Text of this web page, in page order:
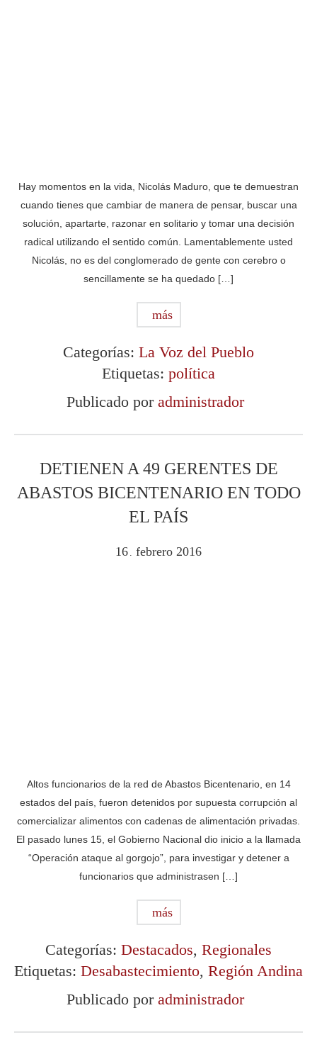
Hay momentos en la vida, Nicolás Maduro, que te demuestran
cuando tienes que cambiar de manera de pensar, buscar una
solución, apartarte, razonar en solitario y tomar una decisión
radical utilizando el sentido común. Lamentablemente usted
Nicolás, no es del conglomerado de gente con cerebro o
sencillamente se ha quedado […]
más
Categorías: La Voz del Pueblo
Etiquetas: política
Publicado por administrador
DETIENEN A 49 GERENTES DE
ABASTOS BICENTENARIO EN TODO
EL PAÍS
16 . febrero 2016
Altos funcionarios de la red de Abastos Bicentenario, en 14
estados del país, fueron detenidos por supuesta corrupción al
comercializar alimentos con cadenas de alimentación privadas.
El pasado lunes 15, el Gobierno Nacional dio inicio a la llamada
“Operación ataque al gorgojo”, para investigar y detener a
funcionarios que administrasen […]
más
Categorías: Destacados, Regionales
Etiquetas: Desabastecimiento, Región Andina
Publicado por administrador